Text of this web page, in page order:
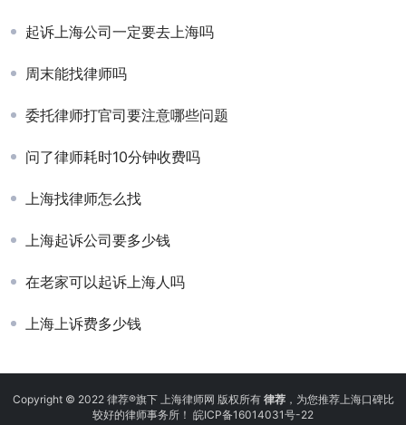
起诉上海公司一定要去上海吗
周末能找律师吗
委托律师打官司要注意哪些问题
问了律师耗时10分钟收费吗
上海找律师怎么找
上海起诉公司要多少钱
在老家可以起诉上海人吗
上海上诉费多少钱
Copyright © 2022 律荐®旗下 上海律师网 版权所有 律荐，为您推荐上海口碑比
较好的律师事务所！ 皖ICP备16014031号-22